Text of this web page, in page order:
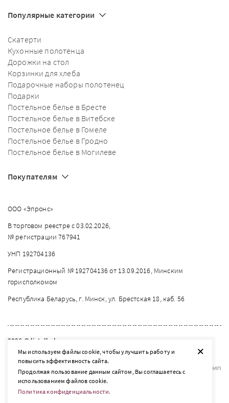
+
Мы используем файлы cookie, чтобы улучшить работу и
повысить эффективность сайта.
Продолжая пользование данным сайтом, Вы соглашаетесь с
использованием файлов cookie.
Политика конфиденциальности.
Популярные категории
Скатерти
Кухонные полотенца
Дорожки на стол
Корзинки для хлеба
Подарочные наборы полотенец
Подарки
Постельное белье в Бресте
Постельное белье в Витебске
Постельное белье в Гомеле
Постельное белье в Гродно
Постельное белье в Могилеве
Покупателям
ООО «Эпронс»
В торговом реестре с 03.02.2026,
№ регистрации 767941
УНП 192704136
Регистрационный № 192704136 от 13.09.2016, Минским
горисполкомом
Республика Беларусь, г. Минск, ул. Брестская 18, каб. 56
2026 © listelle.by
Разработка сайта — SLAM